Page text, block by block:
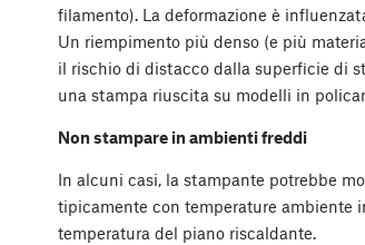
filamento). La deformazione è
Un riempimento più denso (e più
il rischio di distacco dalla superficie di
una stampa riuscita su modelli in
Non stampare in ambienti freddi
In alcuni casi, la stampante potrebbe
tipicamente con temperature ambiente
temperatura del piano riscaldante.